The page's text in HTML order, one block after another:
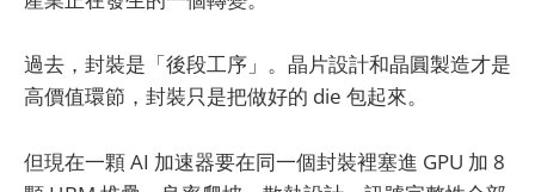
過去，封裝是「後段工序」。晶片設計和晶圓製造才是
高價值環節，封裝只是把做好的 die 包起來。
但現在一顆 AI 加速器要在同一個封裝裡塞進 GPU 加 8